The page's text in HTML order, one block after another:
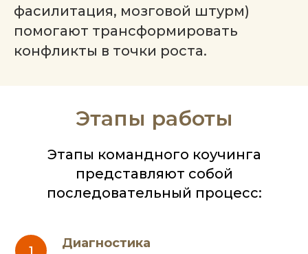
фасилитация, мозговой штурм)
помогают трансформировать
конфликты в точки роста.
Этапы работы
Этапы командного коучинга
представляют собой
последовательный процесс:
Диагностика